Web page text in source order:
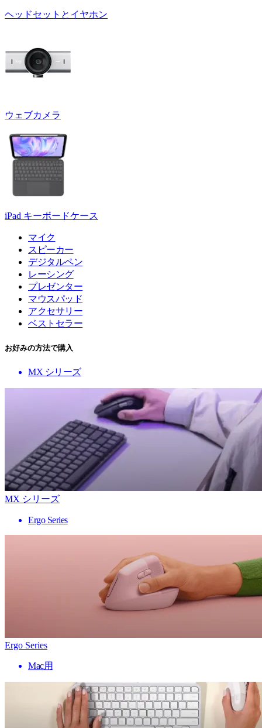
ヘッドセットとイヤホン
ウェブカメラ
iPad キーボードケース
マイク
スピーカー
デジタルペン
レーシング
プレゼンター
マウスパッド
アクセサリー
ベストセラー
お好みの方法で購入
MX シリーズ
MX シリーズ
Ergo Series
Ergo Series
Mac用